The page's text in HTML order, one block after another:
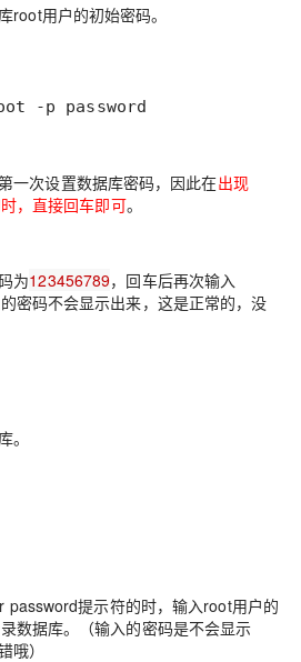
root用户的初始密码。
-p password
一次设置数据库密码，因此在出现
，直接回车即可。
为123456789，回车后再次输入
密码不会显示出来，这是正常的，没
。
password提示符的时，输入root用户的
数据库。（输入的密码是不会显示
哦）